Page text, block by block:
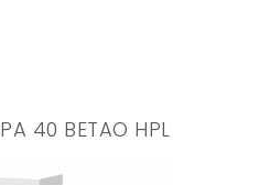
PA 40 BETAO HPL